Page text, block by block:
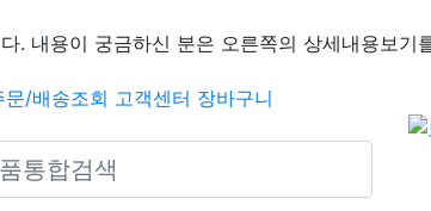
. 내용이 궁금하신 분은 오른쪽의 상세내용보기
문/배송조회 고객센터 장바구니
icons